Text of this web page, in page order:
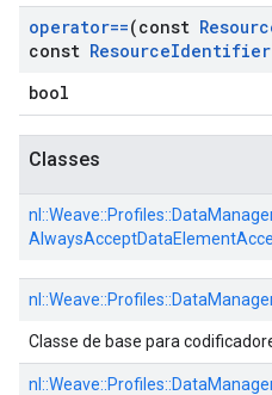
operator==(const
const ResourceIdentifier
bool
Classes
nl::Weave::Profiles::
nl::Weave::Profiles::
Classe de base para
nl::Weave::Profiles::